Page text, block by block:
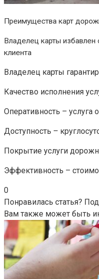
Преимущества карт
Владелец карты избавлен
клиента
Владелец карты
Качество исполнения
Оперативность –
Доступность –
Покрытие услуги
Эффективность –
0
Понравилась статья?
Вам также может быть